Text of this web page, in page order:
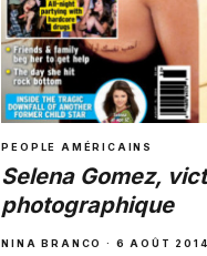
PEOPLE AMÉRICAINS
Selena Gomez,
photographique
NINA BRANCO · 6 AOÛT 2014